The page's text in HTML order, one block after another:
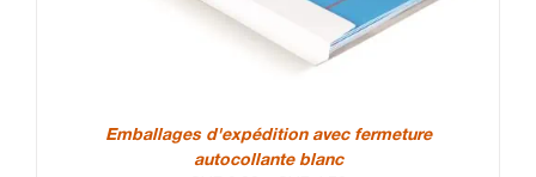
Emballages d'expédition avec fermeture
autocollante blanc